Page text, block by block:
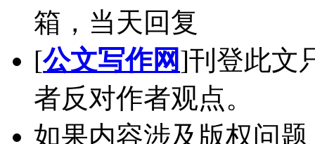
箱，当天回复
[公文写作网]刊登此文
者反对作者观点。
如果内容涉及版权问